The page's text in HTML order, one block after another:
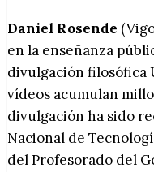
Daniel Rosende
en la enseñanza
divulgación filosófica
vídeos acumulan
divulgación ha sido
Nacional de
del Profesorado del